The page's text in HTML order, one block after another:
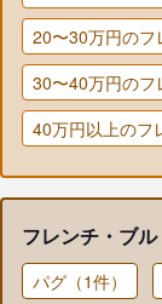
20〜30万円のフ
30〜40万円のフ
40万円以上のフ
フレンチ・ブ
パグ（1件）